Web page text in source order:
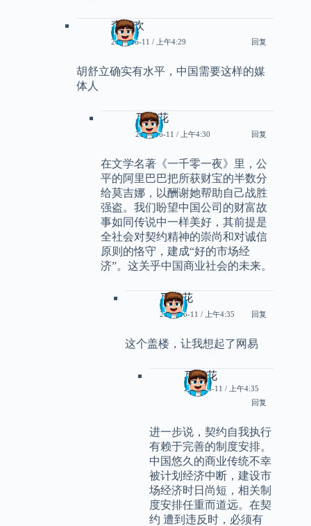
李寻欢
2011-06-11 / 上午4:29 回复
胡舒立确实有水平，中国需要这样的媒
体人
马兰花
2011-06-11 / 上午4:30 回复
在文学名著《一千零一夜》里，公
平的阿里巴巴把所获财宝的半数分
给莫吉娜，以酬谢她帮助自己战胜
强盗。我们盼望中国公司的财富故
事如同传说中一样美好，其前提是
全社会对契约精神的崇尚和对诚信
原则的恪守，建成“好的市场经
济”。这关乎中国商业社会的未来。
马兰花
2011-06-11 / 上午4:35 回复
这个盖楼，让我想起了网易
马兰花
2011-06-11 / 上午4:35
回复
进一步说，契约自我执行
有赖于完善的制度安排。
中国悠久的商业传统不幸
被计划经济中断，建设市
场经济时日尚短，相关制
度安排任重而道远。在契
约 遭到违反时，必须有